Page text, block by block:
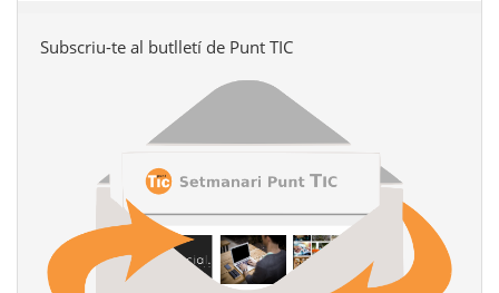
Subscriu-te al butlletí de Punt TIC